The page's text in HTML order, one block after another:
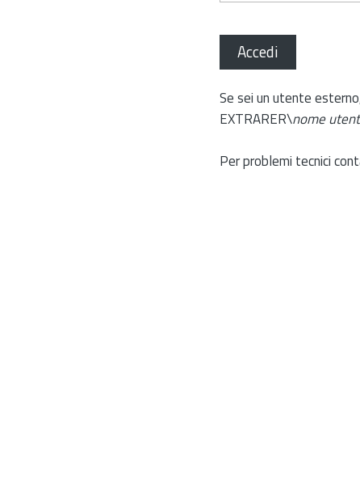
Accedi
Se sei un utente
EXTRARER\nome
Per problemi tecnici